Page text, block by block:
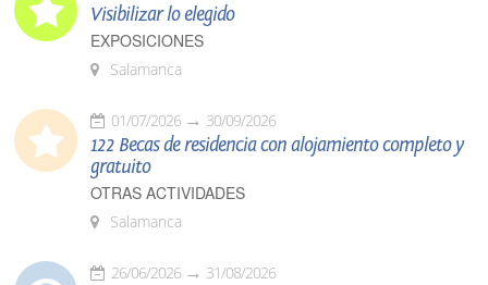
Visibilizar lo elegido
EXPOSICIONES
Salamanca
01/07/2026 30/09/2026
122 Becas de residencia con alojamiento completo y
gratuito
OTRAS ACTIVIDADES
Salamanca
26/06/2026 31/08/2026